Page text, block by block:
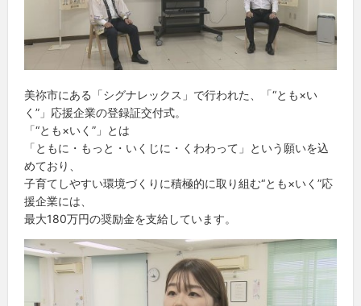
美祢市にある「シグナレックス」で行われた、「“とも×い
く”」応援企業の登録証交付式。
「“とも×いく”」とは
「ともに・もっと・いくじに・くわわって」という願いを込
めており、
子育てしやすい環境づくりに積極的に取り組む“とも×いく”応
援企業には、
最大180万円の奨励金を支給しています。